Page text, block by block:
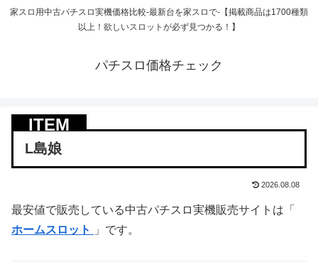
家スロ用中古パチスロ実機価格比較-最新台を家スロで-【掲載商品は1700種類
以上！欲しいスロットが必ず見つかる！】
パチスロ価格チェック
L島娘
2026.08.08
最安値で販売している中古パチスロ実機販売サイトは「
ホームスロット
」です。